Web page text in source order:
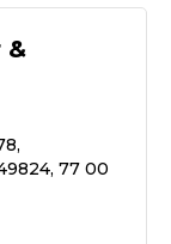
&
77 00